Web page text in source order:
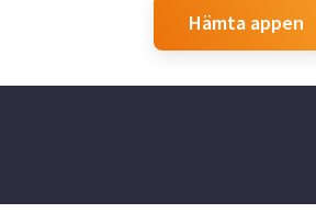
Hämta appen